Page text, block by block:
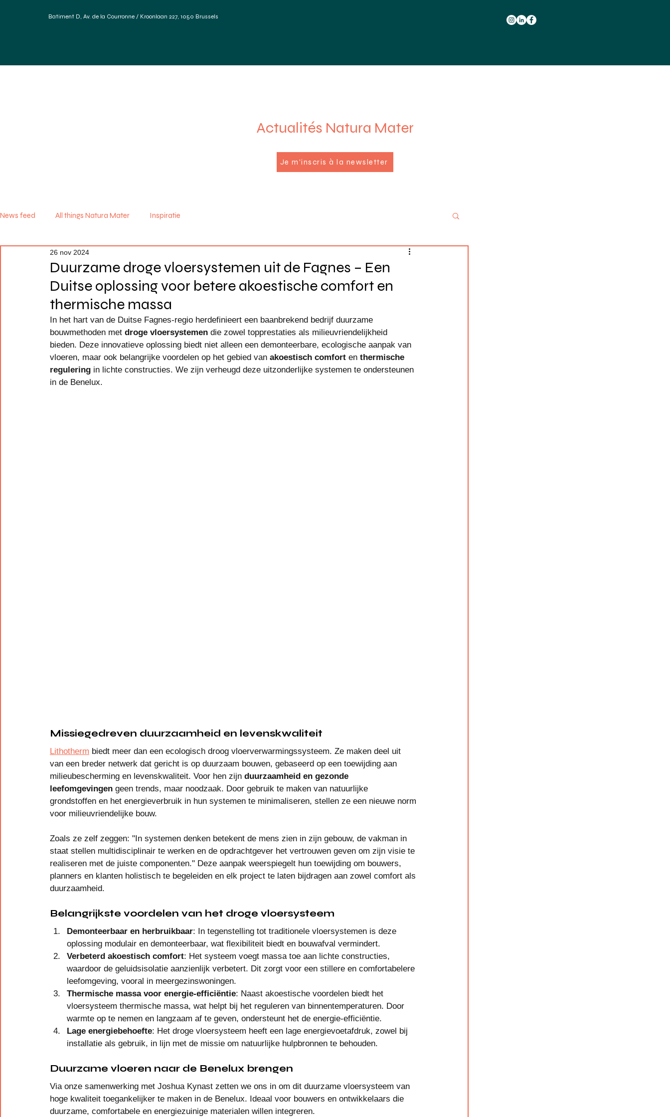
Batiment D, Av. de la Courronne / Kroonlaan 227, 1050 Brussels
Actualités Natura Mater
Je m'inscris à la newsletter
News feed All things Natura Mater Inspiratie
Duurzame droge vloersystemen uit de Fagnes – Een
Duitse oplossing voor betere akoestische comfort en
thermische massa
26 nov 2024
In het hart van de Duitse Fagnes-regio herdefinieert een baanbrekend bedrijf duurzame
bouwmethoden met droge vloersystemen die zowel topprestaties als milieuvriendelijkheid
bieden. Deze innovatieve oplossing biedt niet alleen een demonteerbare, ecologische aanpak van
vloeren, maar ook belangrijke voordelen op het gebied van akoestisch comfort en thermische
regulering in lichte constructies. We zijn verheugd deze uitzonderlijke systemen te ondersteunen
in de Benelux.
Missiegedreven duurzaamheid en levenskwaliteit
Lithotherm biedt meer dan een ecologisch droog vloerverwarmingssysteem. Ze maken deel uit
van een breder netwerk dat gericht is op duurzaam bouwen, gebaseerd op een toewijding aan
milieubescherming en levenskwaliteit. Voor hen zijn duurzaamheid en gezonde
leefomgevingen geen trends, maar noodzaak. Door gebruik te maken van natuurlijke
grondstoffen en het energieverbruik in hun systemen te minimaliseren, stellen ze een nieuwe norm
voor milieuvriendelijke bouw.
Zoals ze zelf zeggen: "In systemen denken betekent de mens zien in zijn gebouw, de vakman in
staat stellen multidisciplinair te werken en de opdrachtgever het vertrouwen geven om zijn visie te
realiseren met de juiste componenten." Deze aanpak weerspiegelt hun toewijding om bouwers,
planners en klanten holistisch te begeleiden en elk project te laten bijdragen aan zowel comfort als
duurzaamheid.
Belangrijkste voordelen van het droge vloersysteem
Demonteerbaar en herbruikbaar: In tegenstelling tot traditionele vloersystemen is deze
oplossing modulair en demonteerbaar, wat flexibiliteit biedt en bouwafval vermindert.
Verbeterd akoestisch comfort: Het systeem voegt massa toe aan lichte constructies,
waardoor de geluidsisolatie aanzienlijk verbetert. Dit zorgt voor een stillere en comfortabelere
leefomgeving, vooral in meergezinswoningen.
Thermische massa voor energie-efficiëntie: Naast akoestische voordelen biedt het
vloersysteem thermische massa, wat helpt bij het reguleren van binnentemperaturen. Door
warmte op te nemen en langzaam af te geven, ondersteunt het de energie-efficiëntie.
Lage energiebehoefte: Het droge vloersysteem heeft een lage energievoetafdruk, zowel bij
installatie als gebruik, in lijn met de missie om natuurlijke hulpbronnen te behouden.
Duurzame vloeren naar de Benelux brengen
Via onze samenwerking met Joshua Kynast zetten we ons in om dit duurzame vloersysteem van
hoge kwaliteit toegankelijker te maken in de Benelux. Ideaal voor bouwers en ontwikkelaars die
duurzame, comfortabele en energiezuinige materialen willen integreren.